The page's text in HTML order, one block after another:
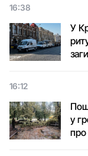
16:38
У
16:12
у
про